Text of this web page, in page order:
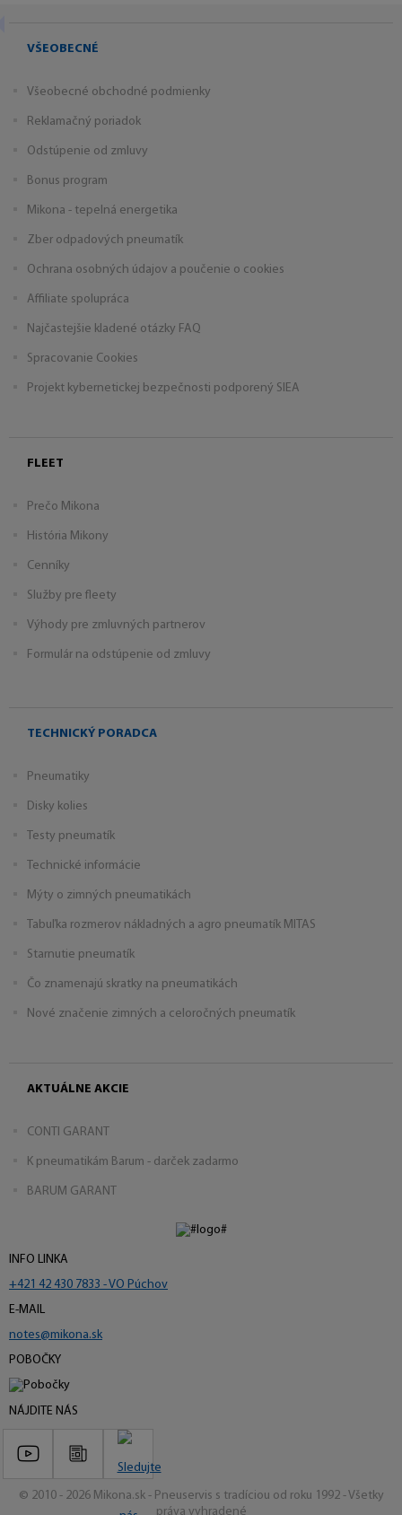
VŠEOBECNÉ
Všeobecné obchodné podmienky
Reklamačný poriadok
Odstúpenie od zmluvy
Bonus program
Mikona - tepelná energetika
Zber odpadových pneumatík
Ochrana osobných údajov a poučenie o cookies
Affiliate spolupráca
Najčastejšie kladené otázky FAQ
Spracovanie Cookies
Projekt kybernetickej bezpečnosti podporený SIEA
FLEET
Prečo Mikona
História Mikony
Cenníky
Služby pre fleety
Výhody pre zmluvných partnerov
Formulár na odstúpenie od zmluvy
TECHNICKÝ PORADCA
Pneumatiky
Disky kolies
Testy pneumatík
Technické informácie
Mýty o zimných pneumatikách
Tabuľka rozmerov nákladných a agro pneumatík MITAS
Starnutie pneumatík
Čo znamenajú skratky na pneumatikách
Nové značenie zimných a celoročných pneumatík
AKTUÁLNE AKCIE
CONTI GARANT
K pneumatikám Barum - darček zadarmo
BARUM GARANT
INFO LINKA
+421 42 430 7833 - VO Púchov
E-MAIL
notes@mikona.sk
POBOČKY
NÁJDITE NÁS
© 2010 - 2026 Mikona.sk - Pneuservis s tradíciou od roku 1992 - Všetky
práva vyhradené